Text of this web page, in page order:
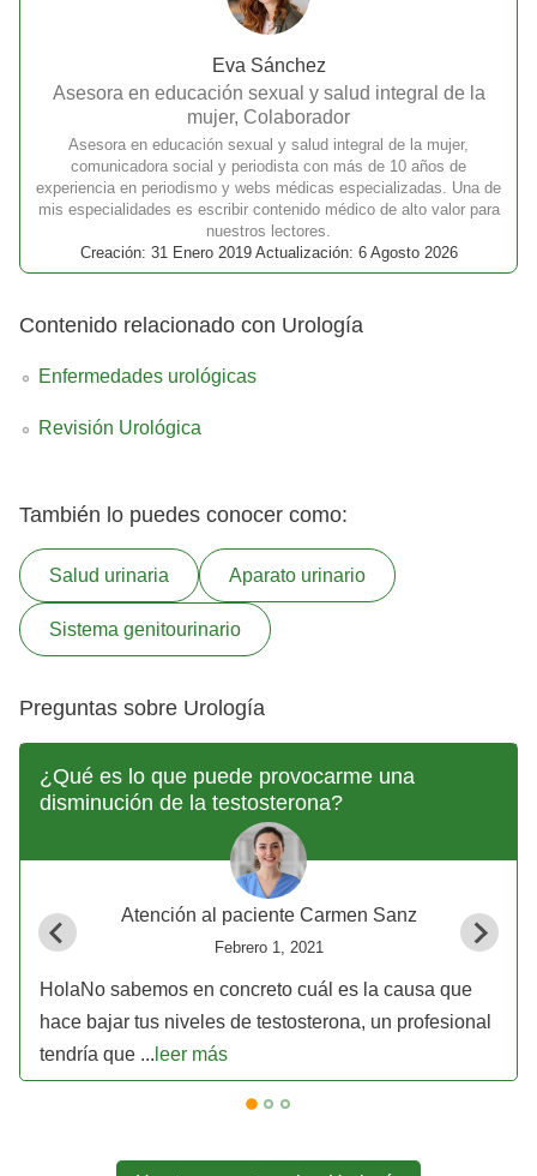
Eva Sánchez
Asesora en educación sexual y salud integral de la
mujer, Colaborador
Asesora en educación sexual y salud integral de la mujer,
comunicadora social y periodista con más de 10 años de
experiencia en periodismo y webs médicas especializadas. Una de
mis especialidades es escribir contenido médico de alto valor para
nuestros lectores.
Creación: 31 Enero 2019 Actualización: 6 Agosto 2026
Contenido relacionado con Urología
Enfermedades urológicas
Revisión Urológica
También lo puedes conocer como:
Salud urinaria Aparato urinario
Sistema genitourinario
Preguntas sobre Urología
¿Qué es lo que puede provocarme una
disminución de la testosterona?
Atención al paciente Carmen Sanz
Febrero 1, 2021
HolaNo sabemos en concreto cuál es la causa que
hace bajar tus niveles de testosterona, un profesional
tendría que ... leer más